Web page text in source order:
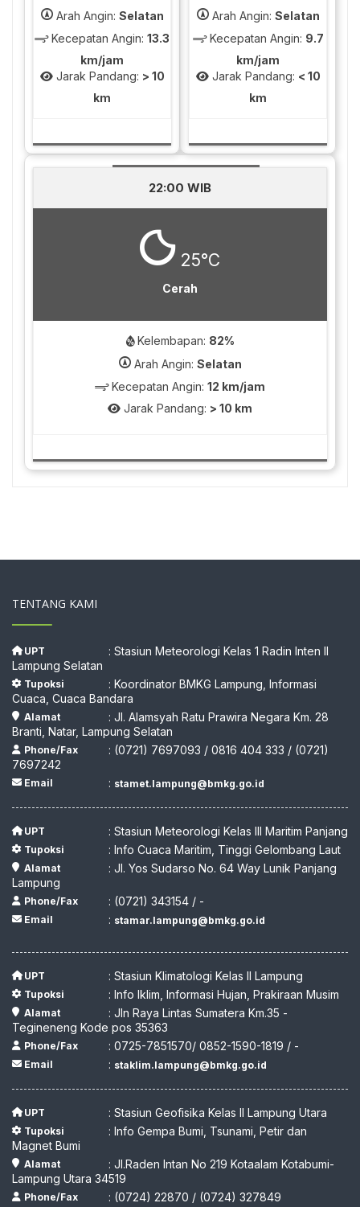
Arah Angin: Selatan
Kecepatan Angin: 13.3
km/jam
Jarak Pandang: > 10
km
Arah Angin: Selatan
Kecepatan Angin: 9.7
km/jam
Jarak Pandang: < 10
km
22:00 WIB
25°C
Cerah
Kelembapan: 82%
Arah Angin: Selatan
Kecepatan Angin: 12 km/jam
Jarak Pandang: > 10 km
TENTANG KAMI
UPT
: Stasiun Meteorologi Kelas 1 Radin Inten II
Lampung Selatan
Tupoksi
: Koordinator BMKG Lampung, Informasi
Cuaca, Cuaca Bandara
Alamat
: Jl. Alamsyah Ratu Prawira Negara Km. 28
Branti, Natar, Lampung Selatan
Phone/Fax
: (0721) 7697093 / 0816 404 333 / (0721)
7697242
Email : stamet.lampung@bmkg.go.id
UPT : Stasiun Meteorologi Kelas III Maritim Panjang
Tupoksi : Info Cuaca Maritim, Tinggi Gelombang Laut
Alamat
: Jl. Yos Sudarso No. 64 Way Lunik Panjang
Lampung
Phone/Fax : (0721) 343154 / -
Email : stamar.lampung@bmkg.go.id
UPT : Stasiun Klimatologi Kelas II Lampung
Tupoksi : Info Iklim, Informasi Hujan, Prakiraan Musim
Alamat
: Jln Raya Lintas Sumatera Km.35 -
Tegineneng Kode pos 35363
Phone/Fax : 0725-7851570/ 0852-1590-1819 / -
Email : staklim.lampung@bmkg.go.id
UPT : Stasiun Geofisika Kelas II Lampung Utara
Tupoksi
: Info Gempa Bumi, Tsunami, Petir dan
Magnet Bumi
Alamat
: Jl.Raden Intan No 219 Kotaalam Kotabumi-
Lampung Utara 34519
Phone/Fax : (0724) 22870 / (0724) 327849